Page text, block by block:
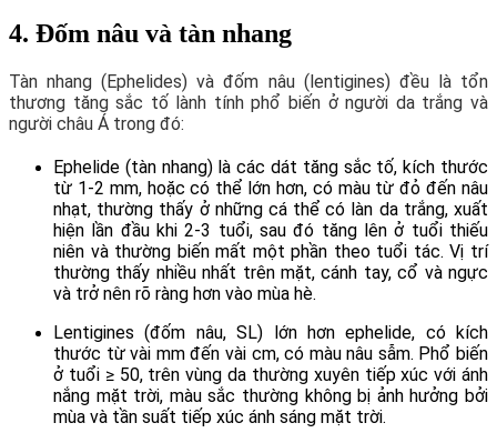
4. Đốm nâu và tàn nhang
Tàn nhang (Ephelides) và đốm nâu (lentigines) đều là tổn
thương tăng sắc tố lành tính phổ biến ở người da trắng và
người châu Á trong đó:
Ephelide (tàn nhang) là các dát tăng sắc tố, kích thước
từ 1-2 mm, hoặc có thể lớn hơn, có màu từ đỏ đến nâu
nhạt, thường thấy ở những cá thể có làn da trắng, xuất
hiện lần đầu khi 2-3 tuổi, sau đó tăng lên ở tuổi thiếu
niên và thường biến mất một phần theo tuổi tác. Vị trí
thường thấy nhiều nhất trên mặt, cánh tay, cổ và ngực
và trở nên rõ ràng hơn vào mùa hè.
Lentigines (đốm nâu, SL) lớn hơn ephelide, có kích
thước từ vài mm đến vài cm, có màu nâu sẫm. Phổ biến
ở tuổi ≥ 50, trên vùng da thường xuyên tiếp xúc với ánh
nắng mặt trời, màu sắc thường không bị ảnh hưởng bởi
mùa và tần suất tiếp xúc ánh sáng mặt trời.